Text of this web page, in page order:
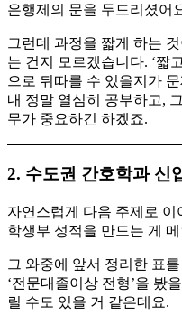
은행제의 문을 두드리셨어
그런데 과정을 짧게 하는
는 건지 모르겠습니다. ‘짧
으로 뒤따를 수 있을지가
내 정말 열심히 공부하고,
무가 중요하긴 하겠죠.
2. 수도권 간호학과 신
자연스럽게 다음 주제로
학생부 성적을 만드는 게
그 와중에 앞서 정리한 표
‘전문대졸이상 전형’을 봤
릴 수도 있을 거 같은데요.